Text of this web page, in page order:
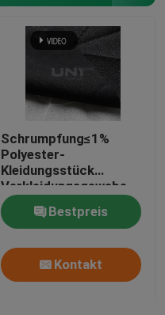
Schrumpfung≤1%
Polyester-
Kleidungsstück
Verkleidungsgewebe
mit
Schmelzstofftemperatur
130-150C
Bestpreis
Kontakt